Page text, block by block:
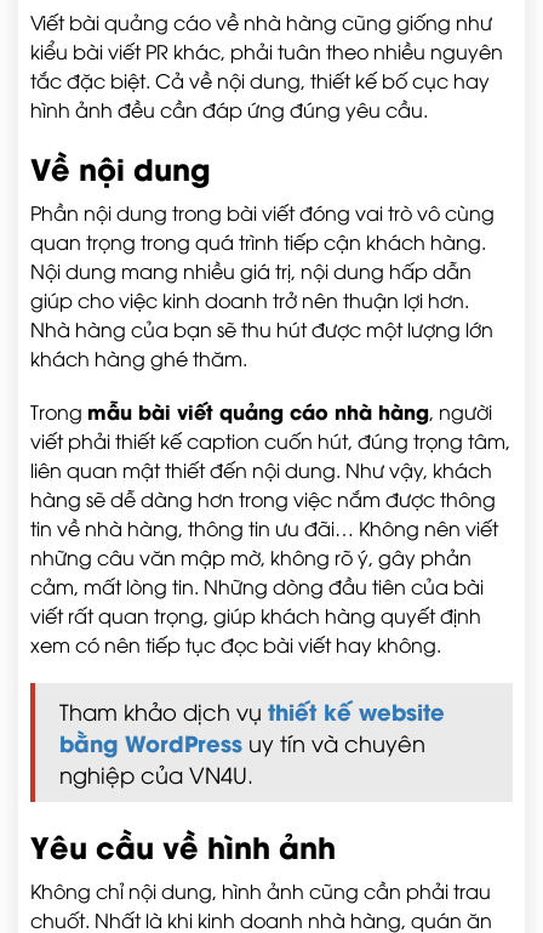
Viết bài quảng cáo về nhà hàng cũng giống như
kiểu bài viết PR khác, phải tuân theo nhiều nguyên
tắc đặc biệt. Cả về nội dung, thiết kế bố cục hay
hình ảnh đều cần đáp ứng đúng yêu cầu.
Về nội dung
Phần nội dung trong bài viết đóng vai trò vô cùng
quan trọng trong quá trình tiếp cận khách hàng.
Nội dung mang nhiều giá trị, nội dung hấp dẫn
giúp cho việc kinh doanh trở nên thuận lợi hơn.
Nhà hàng của bạn sẽ thu hút được một lượng lớn
khách hàng ghé thăm.
Trong mẫu bài viết quảng cáo nhà hàng, người
viết phải thiết kế caption cuốn hút, đúng trọng tâm,
liên quan mật thiết đến nội dung. Như vậy, khách
hàng sẽ dễ dàng hơn trong việc nắm được thông
tin về nhà hàng, thông tin ưu đãi… Không nên viết
những câu văn mập mờ, không rõ ý, gây phản
cảm, mất lòng tin. Những dòng đầu tiên của bài
viết rất quan trọng, giúp khách hàng quyết định
xem có nên tiếp tục đọc bài viết hay không.
Tham khảo dịch vụ thiết kế website
bằng WordPress uy tín và chuyên
nghiệp của VN4U.
Yêu cầu về hình ảnh
Không chỉ nội dung, hình ảnh cũng cần phải trau
chuốt. Nhất là khi kinh doanh nhà hàng, quán ăn